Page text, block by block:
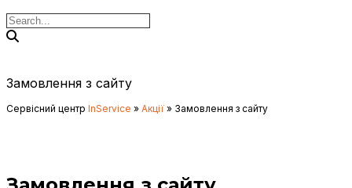
Замовлення з сайту
Сервісний центр InService » Акції » Замовлення з сайту